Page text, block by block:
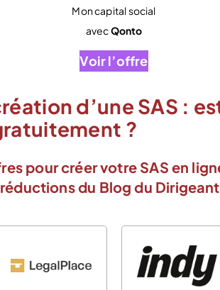
Mon capital social
avecQonto
Voir l’offre
d’une SAS :
?
pour créer votre SAS en
réductions du Blog du